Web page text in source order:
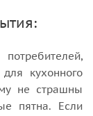
кухонного
не страшны
пятна. Если